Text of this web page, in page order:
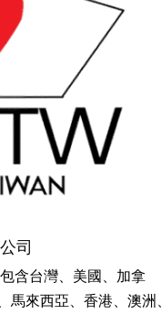
司
含台灣、美國、加拿
馬來西亞、香港、澳洲